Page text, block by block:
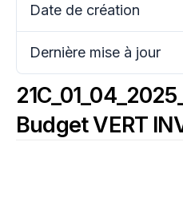
Date de création
Dernière mise à jour
Budget VERT